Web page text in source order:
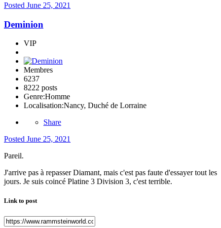
Posted June 25, 2021
Deminion
VIP
Membres
6237
8222 posts
Genre:Homme
Localisation:Nancy, Duché de Lorraine
Share
Posted June 25, 2021
Pareil.
J'arrive pas à repasser Diamant, mais c'est pas faute d'essayer tout les
jours. Je suis coincé Platine 3 Division 3, c'est terrible.
Link to post